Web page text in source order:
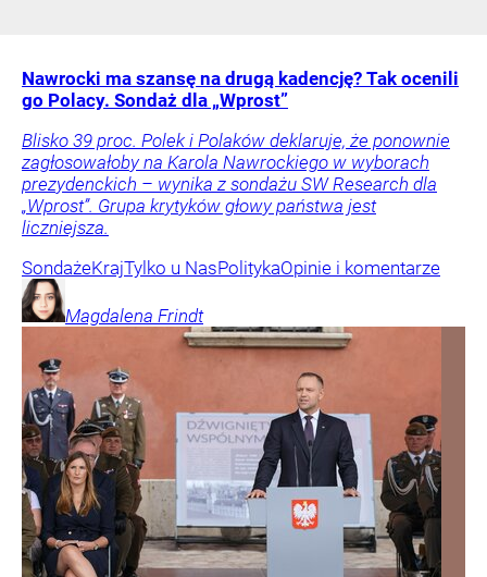
Nawrocki ma szansę na drugą kadencję? Tak ocenili
go Polacy. Sondaż dla „Wprost”
Blisko 39 proc. Polek i Polaków deklaruje, że ponownie
zagłosowałoby na Karola Nawrockiego w wyborach
prezydenckich – wynika z sondażu SW Research dla
„Wprost”. Grupa krytyków głowy państwa jest
liczniejsza.
SondażeKrajTylko u NasPolitykaOpinie i komentarze
Magdalena Frindt